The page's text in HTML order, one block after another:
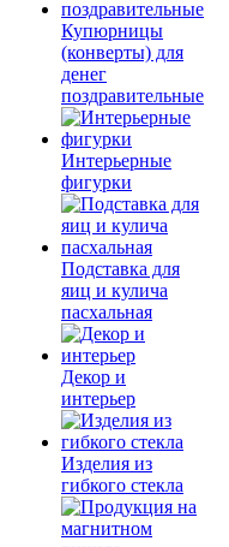
Купюрницы
(конверты) для
денег
поздравительные
Интерьерные
фигурки
Подставка для
яиц и кулича
пасхальная
Декор и
интерьер
Изделия из
гибкого стекла